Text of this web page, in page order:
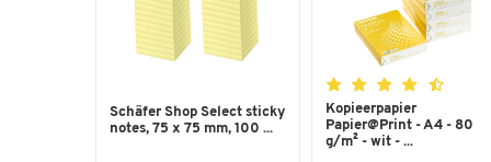
Schäfer Shop Select sticky
notes, 75 x 75 mm, 100 ...
Kopieerpapier
Papier@Print - A4 - 80
g/m² - wit - ...